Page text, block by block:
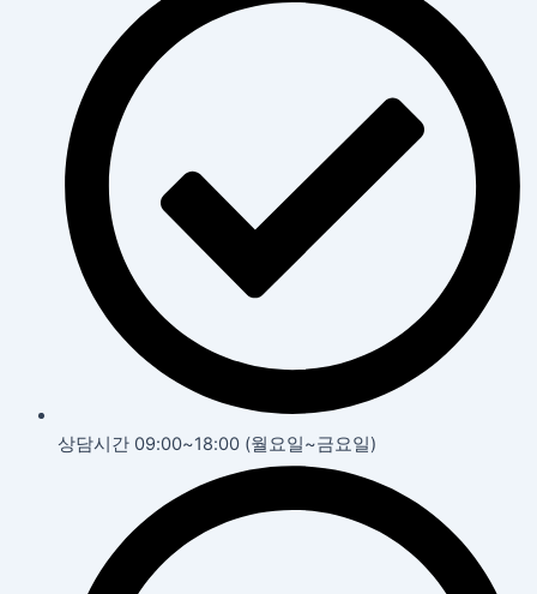
상담시간 09:00~18:00 (월요일~금요일)